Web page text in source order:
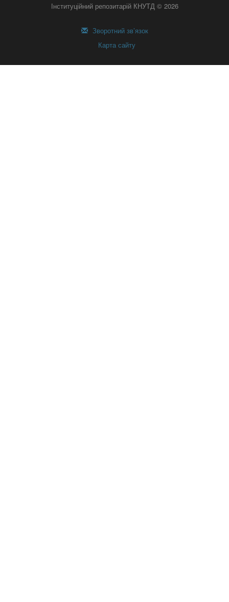
Інституційний репозитарій КНУТД © 2026
Зворотний зв’язок
Карта сайту